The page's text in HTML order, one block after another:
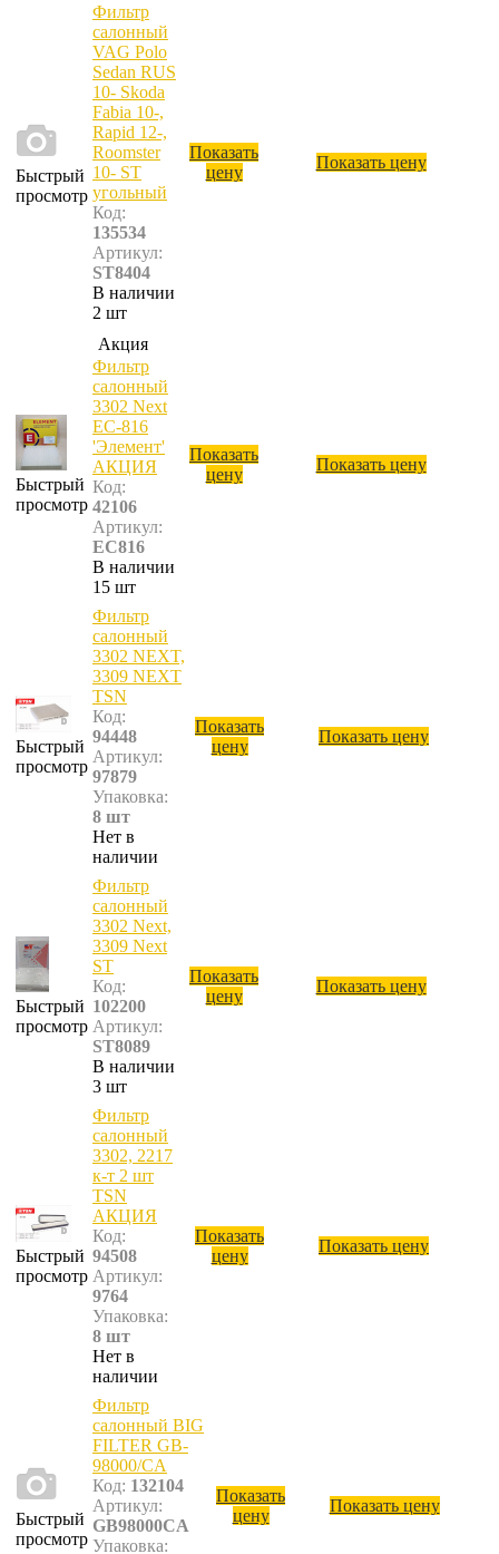
Быстрый
просмотр
Фильтр
салонный
VAG Polo
Sedan RUS
10- Skoda
Fabia 10-,
Rapid 12-,
Roomster
10- ST
угольный
Код:
135534
Артикул:
ST8404
В наличии
2 шт
Показать
цену
Показать цену
Быстрый
просмотр
Акция
Фильтр
салонный
3302 Next
ЕС-816
'Элемент'
АКЦИЯ
Код:
42106
Артикул:
EC816
В наличии
15 шт
Показать
цену
Показать цену
Быстрый
просмотр
Фильтр
салонный
3302 NEXT,
3309 NEXT
TSN
Код:
94448
Артикул:
97879
Упаковка:
8 шт
Нет в
наличии
Показать
цену
Показать цену
Быстрый
просмотр
Фильтр
салонный
3302 Next,
3309 Next
ST
Код:
102200
Артикул:
ST8089
В наличии
3 шт
Показать
цену
Показать цену
Быстрый
просмотр
Фильтр
салонный
3302, 2217
к-т 2 шт
TSN
АКЦИЯ
Код:
94508
Артикул:
9764
Упаковка:
8 шт
Нет в
наличии
Показать
цену
Показать цену
Быстрый
просмотр
Фильтр
салонный BIG
FILTER GB-
98000/CA
Код: 132104
Артикул:
GB98000CA
Упаковка:
Показать
цену
Показать цену